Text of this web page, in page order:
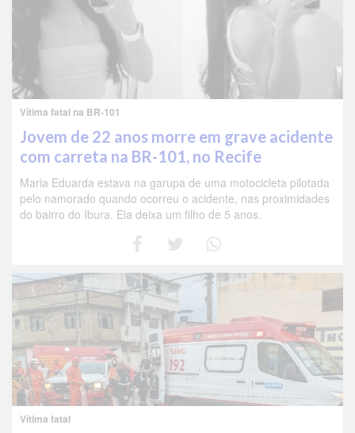
Vítima fatal na BR-101
Jovem de 22 anos morre em grave acidente
com carreta na BR-101, no Recife
Maria Eduarda estava na garupa de uma motocicleta pilotada
pelo namorado quando ocorreu o acidente, nas proximidades
do bairro do Ibura. Ela deixa um filho de 5 anos.
Vítima fatal